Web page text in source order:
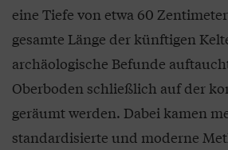
eine Tiefe von etwa 60
gesamte Länge der künftigen
archäologische Befunde
Oberboden schließlich auf der
geräumt werden. Dabei kamen
standardisierte und moderne